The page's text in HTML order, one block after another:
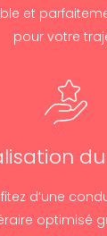
et
pour votre
d’une
optimisé